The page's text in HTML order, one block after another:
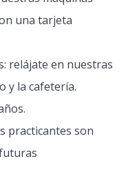
una tarjeta
relájate en nuestras
y la cafetería.
practicantes son